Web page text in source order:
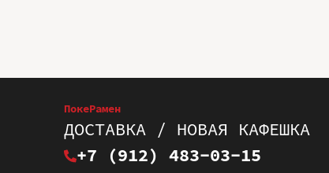
ПокеРамен
ДОСТАВКА / НОВАЯ КАФЕШКА
+7 (912) 483-03-15